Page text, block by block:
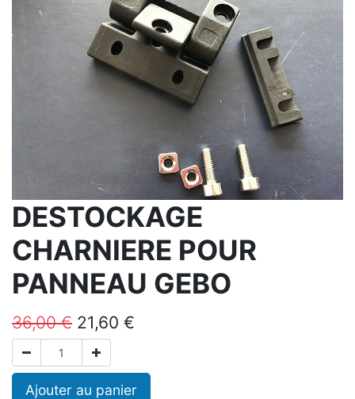
DESTOCKAGE
CHARNIERE POUR
PANNEAU GEBO
36,00€ 21,60 €
Ajouter au panier